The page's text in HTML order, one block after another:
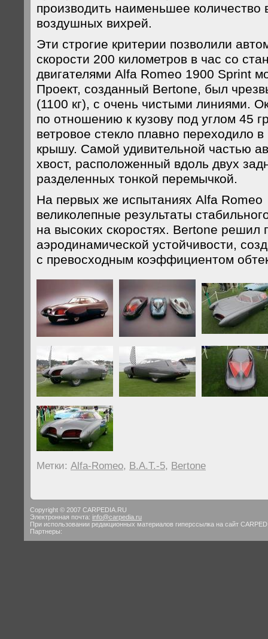
производить наименьшее количество
воздушных вихрей.
Эти строгие критерии позволили
скорости 200 километров в час со
двигателями Alfa Romeo 1900 Sprint
Проект, созданный Bertone, был
(1100 кг), с очень чистыми линиями.
по отношению к кузову под углом 45
ветровое стекло плавно переходило
крышу. Самой удивительной частью
хвост, расположенный вдоль двух
разделенных тонкой перемычкой.
На первых же испытаниях Alfa Romeo
великолепные результаты
на высоких скоростях. Bertone решил
аэродинамической устойчивости,
с превосходным коэффициентом
Метки: Alfa-Romeo, B.A.T.-5, Bertone
Copyright © 2007 CARPEDIA.RU
Электронная почта: info@carpedia.ru
При использовании редакционных материалов гиперссылка на сайт
Партнеры: